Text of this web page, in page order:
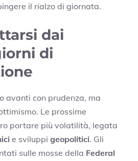
il rialzo di giornata.
dai
di
avanti con prudenza, ma
Le prossime
portare più volatilità, legata
e sviluppi geopolitici. Gli
sulle mosse della Federal